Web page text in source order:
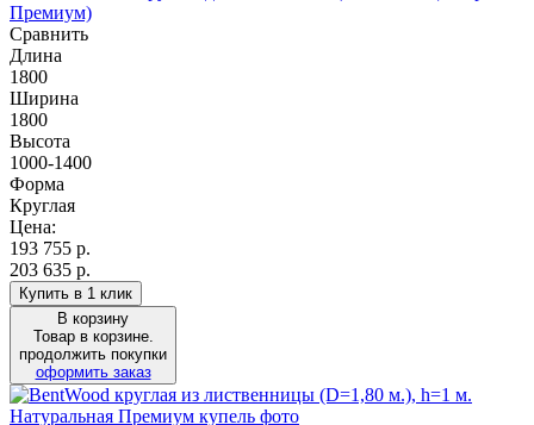
Премиум)
Сравнить
Длина
1800
Ширина
1800
Высота
1000-1400
Форма
Круглая
Цена:
193 755 р.
203 635 р.
Купить в 1 клик
В корзину
Товар в корзине.
продолжить покупки
оформить заказ